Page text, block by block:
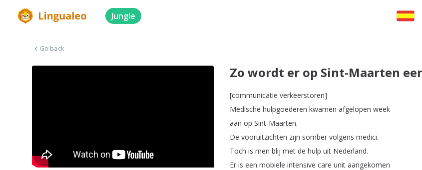
Jungle
Go back
Zo wordt er op Sint-Maarten
[communicatie verkeerstoren]
Medische hulpgoederen kwamen afgelopen week
aan op Sint-Maarten.
De vooruitzichten zijn somber volgens medici.
Toch is men blij met de hulp uit Nederland.
Er is een mobiele intensive care unit aangekomen